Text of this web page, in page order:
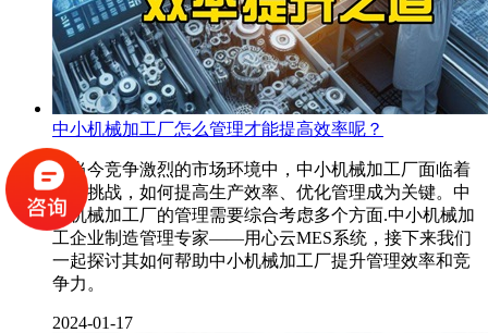
中小机械加工厂怎么管理才能提高效率呢？
在当今竞争激烈的市场环境中，中小机械加工厂面临着
诸多挑战，如何提高生产效率、优化管理成为关键。中
小机械加工厂的管理需要综合考虑多个方面.中小机械加
工企业制造管理专家——用心云MES系统，接下来我们
一起探讨其如何帮助中小机械加工厂提升管理效率和竞
争力。
2024-01-17